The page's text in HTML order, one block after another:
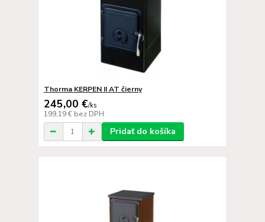
Thorma KERPEN II AT čierny
245,00 €/ks
199,19 € bez DPH
Pridať do košíka